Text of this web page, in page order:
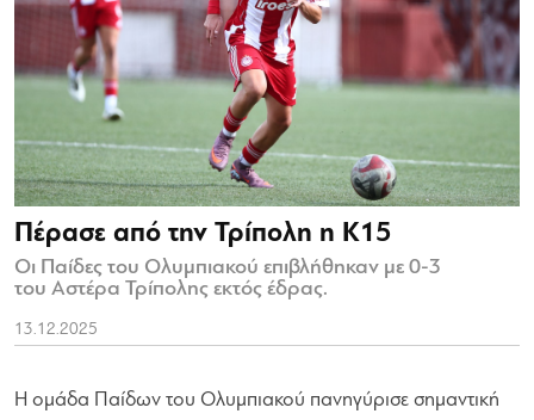
Πέρασε από την Τρίπολη η Κ15
Οι Παίδες του Ολυμπιακού επιβλήθηκαν με 0-3
του Αστέρα Τρίπολης εκτός έδρας.
13.12.2025
Η ομάδα Παίδων του Ολυμπιακού πανηγύρισε σημαντική